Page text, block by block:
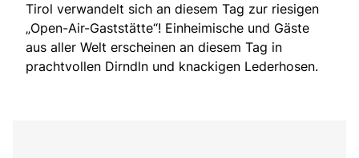
Tirol verwandelt sich an diesem Tag zur riesigen
„Open-Air-Gaststätte“! Einheimische und Gäste
aus aller Welt erscheinen an diesem Tag in
prachtvollen Dirndln und knackigen Lederhosen.